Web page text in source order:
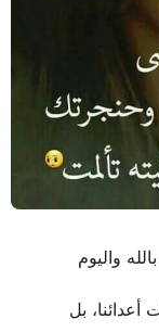
واليوم
أعدائنا، بل